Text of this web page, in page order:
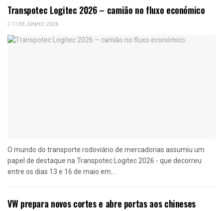
Transpotec Logitec 2026 – camião no fluxo económico
11 DE JUNHO, 2026
O mundo do transporte rodoviário de mercadorias assumiu um
papel de destaque na Transpotec Logitec 2026 - que decorreu
entre os dias 13 e 16 de maio em...
VW prepara novos cortes e abre portas aos chineses